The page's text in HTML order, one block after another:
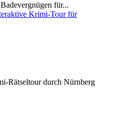
für...
Rätseltour durch Nürnberg